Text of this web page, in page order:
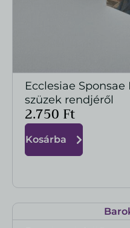
Ecclesiae
szüzek rendjéről
2.750 Ft
Kosárba